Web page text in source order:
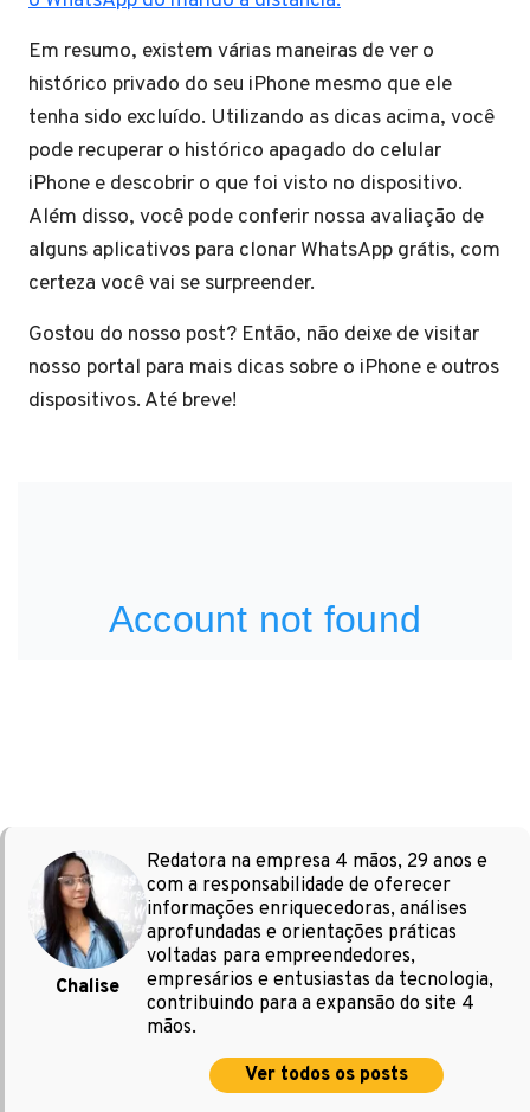
Em resumo, existem várias maneiras de ver o
histórico privado do seu iPhone mesmo que ele
tenha sido excluído. Utilizando as dicas acima, você
pode recuperar o histórico apagado do celular
iPhone e descobrir o que foi visto no dispositivo.
Além disso, você pode conferir nossa avaliação de
alguns aplicativos para clonar WhatsApp grátis, com
certeza você vai se surpreender.
Gostou do nosso post? Então, não deixe de visitar
nosso portal para mais dicas sobre o iPhone e outros
dispositivos. Até breve!
Chalise
Redatora na empresa 4 mãos, 29 anos e
com a responsabilidade de oferecer
informações enriquecedoras, análises
aprofundadas e orientações práticas
voltadas para empreendedores,
empresários e entusiastas da tecnologia,
contribuindo para a expansão do site 4
mãos.
Ver todos os posts